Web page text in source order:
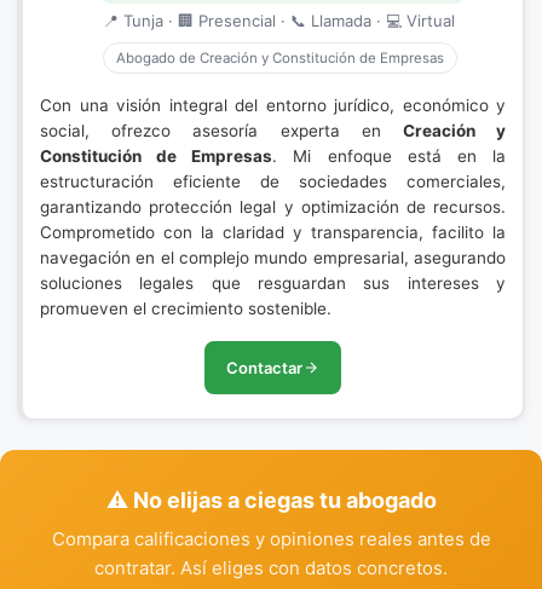
📍 Tunja · 🏢 Presencial · 📞 Llamada · 💻 Virtual
Abogado de Creación y Constitución de Empresas
Con una visión integral del entorno jurídico, económico y
social, ofrezco asesoría experta en Creación y
Constitución de Empresas. Mi enfoque está en la
estructuración eficiente de sociedades comerciales,
garantizando protección legal y optimización de recursos.
Comprometido con la claridad y transparencia, facilito la
navegación en el complejo mundo empresarial, asegurando
soluciones legales que resguardan sus intereses y
promueven el crecimiento sostenible.
Contactar
⚠️ No elijas a ciegas tu abogado
Compara calificaciones y opiniones reales antes de
contratar. Así eliges con datos concretos.